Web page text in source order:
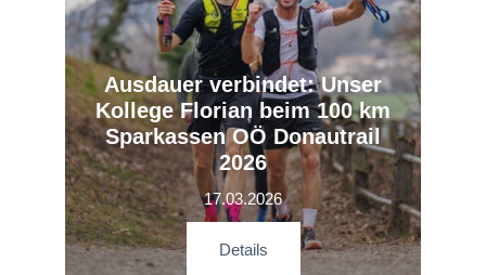
Ausdauer verbindet: Unser
Kollege Florian beim 100 km
Sparkassen OÖ Donautrail
2026
17.03.2026
Details